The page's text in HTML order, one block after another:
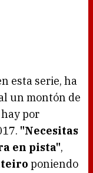
esta serie, ha
un montón de
por
"Necesitas
en pista",
poniendo